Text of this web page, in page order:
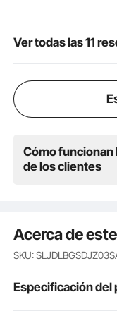
para diversos
Ver todas las 11
Cómo funcionan
de los clientes
Acerca de
SKU:
Especificación del